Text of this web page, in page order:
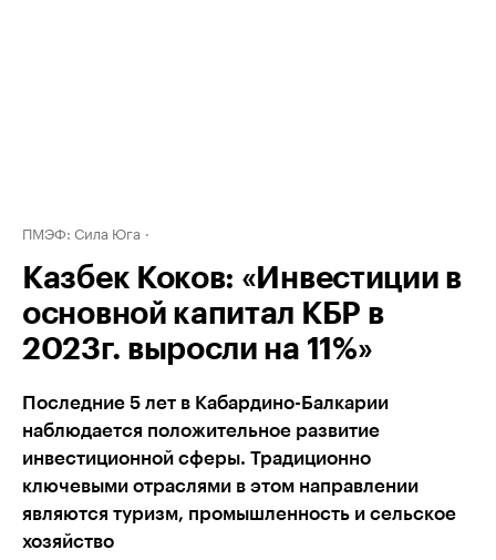
ПМЭФ: Сила Юга
Казбек Коков: «Инвестиции в
основной капитал КБР в
2023г. выросли на 11%»
Последние 5 лет в Кабардино-Балкарии
наблюдается положительное развитие
инвестиционной сферы. Традиционно
ключевыми отраслями в этом направлении
являются туризм, промышленность и сельское
хозяйство